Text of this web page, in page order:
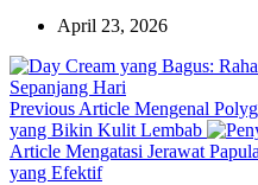
April 23, 2026
Previous Article Previous
Post:
Mengenal
yang Bikin Kulit Lembab
Article Next
Post:
Mengatasi Jerawat
yang Efektif